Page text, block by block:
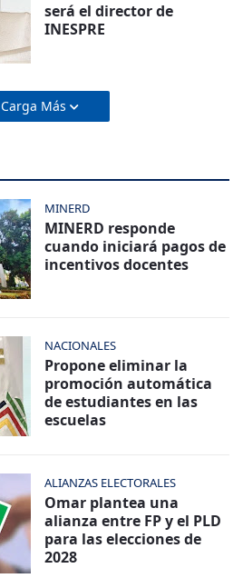
será el director de
INESPRE
Carga Más
MINERD
MINERD responde
cuando iniciará pagos de
incentivos docentes
NACIONALES
Propone eliminar la
promoción automática
de estudiantes en las
escuelas
ALIANZAS ELECTORALES
Omar plantea una
alianza entre FP y el PLD
para las elecciones de
2028